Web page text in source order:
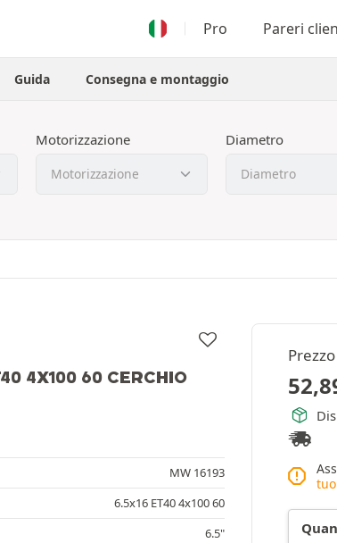
Pro Pareri
Guida Consegna e montaggio
Motorizzazione Diametro
4X100 60 CERCHIO
MW 16193
6.5x16 ET40 4x100 60
6.5"